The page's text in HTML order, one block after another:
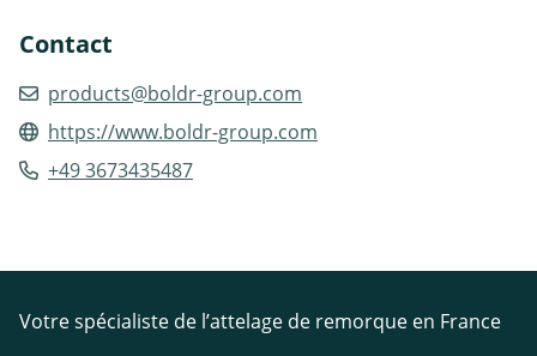
Contact
products@boldr-group.com
https://www.boldr-group.com
+49 3673435487
Votre spécialiste de l’attelage de remorque en France